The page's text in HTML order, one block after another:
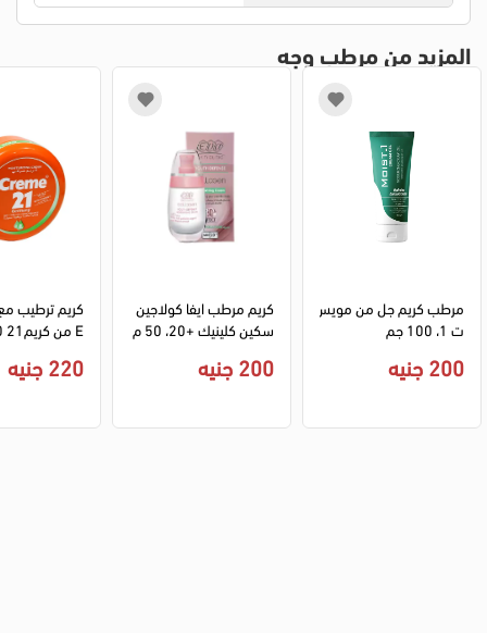
المزيد من مرطب وجه
مرطب كريم جل من مويس
ت 1، 100 جم
200 جنيه
سكين كلينيك +20، 50 م
200 جنيه
E من كريم21 250مل
220 جنيه